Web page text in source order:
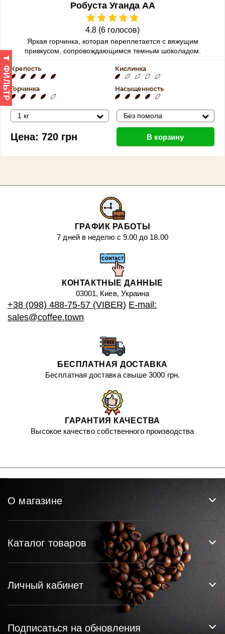
ФИЛЬТР
Робуста Уганда АА
4.8 (6 голосов)
Яркая горчинка, которая переплетается с вяжущим
привкусом, сопровождающимся темным шоколадом.
Крепость Кислинка
Горчинка Насыщенность
1 кг Без помола
Цена: 720 грн В корзину
ГРАФИК РАБОТЫ
7 дней в неделю с 9.00 до 18.00
КОНТАКТНЫЕ ДАННЫЕ
03001, Киев, Украина
+38 (098) 488-75-57 (VIBER) E-mail:
sales@coffee.town
БЕСПЛАТНАЯ ДОСТАВКА
Бесплатная доставка свыше 3000 грн.
ГАРАНТИЯ КАЧЕСТВА
Высокое качество собственного производства
О магазине
Каталог товаров
Личный кабинет
Подписаться на обновления